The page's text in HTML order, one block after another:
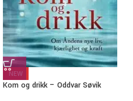
NEW
Kom og drikk – Oddvar Søvik